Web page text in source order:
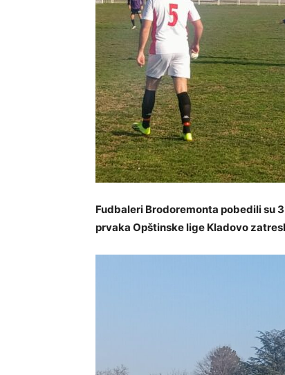
Fudbaleri Brodoremonta pobedili su
prvaka Opštinske lige Kladovo